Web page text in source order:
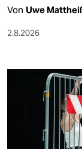
shop
fragen & hilfe
genossenschaft
epaper login
Von Uwe
2.8.2026